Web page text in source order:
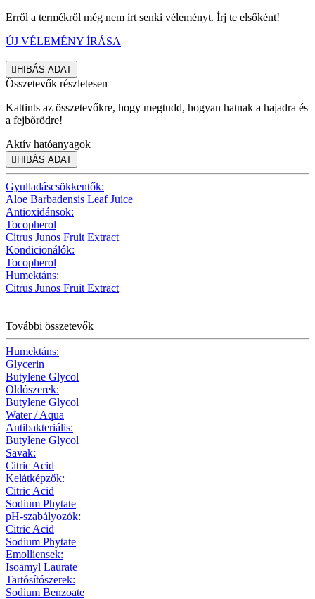
Erről a termékről még nem írt senki véleményt. Írj te elsőként!
ÚJ VÉLEMÉNY ÍRÁSA
HIBÁS ADAT
Összetevők részletesen
Kattints az összetevőkre, hogy megtudd, hogyan hatnak a hajadra és
a fejbőrödre!
Aktív hatóanyagok
HIBÁS ADAT
Gyulladáscsökkentők:
Aloe Barbadensis Leaf Juice
Antioxidánsok:
Tocopherol
Citrus Junos Fruit Extract
Kondicionálók:
Tocopherol
Humektáns:
Citrus Junos Fruit Extract
További összetevők
Humektáns:
Glycerin
Butylene Glycol
Oldószerek:
Butylene Glycol
Water / Aqua
Antibakteriális:
Butylene Glycol
Savak:
Citric Acid
Kelátképzők:
Citric Acid
Sodium Phytate
pH-szabályozók:
Citric Acid
Sodium Phytate
Emolliensek:
Isoamyl Laurate
Tartósítószerek:
Sodium Benzoate